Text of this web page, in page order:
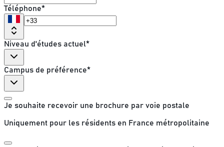
Téléphone*
Niveau d'études actuel*
Campus de préférence*
Je souhaite recevoir une brochure par voie postale
Uniquement pour les résidents en France métropolitaine